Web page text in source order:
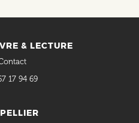
& LECTURE
17 94 69